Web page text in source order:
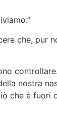
che, pur
nostra
che è fuori